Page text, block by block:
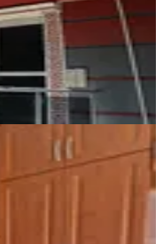
İçerisinde Kombili